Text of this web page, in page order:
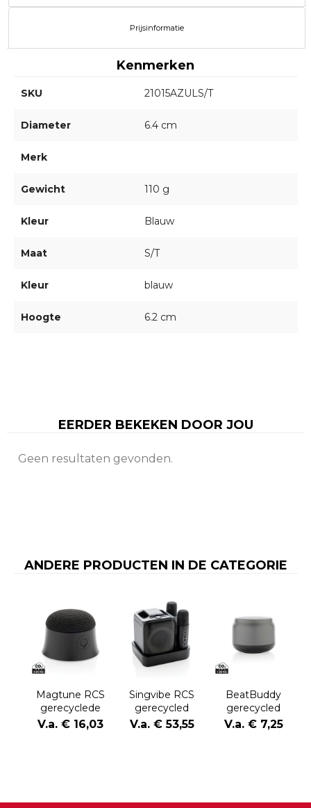
Prijsinformatie
Kenmerken
SKU 21015AZULS/T
Diameter 6.4 cm
Merk
Gewicht 110 g
Kleur Blauw
Maat S/T
Kleur blauw
Hoogte 6.2 cm
EERDER BEKEKEN DOOR JOU
Geen resultaten gevonden.
ANDERE PRODUCTEN IN DE CATEGORIE
Magtune RCS
gerecyclede
plastic
magnetische
V.a. € 16,03
Singvibe RCS
gerecycled
plastic
karaokeset met
V.a. € 53,55
BeatBuddy
gerecycled
plastic 3W-
luidspreker
V.a. € 7,25